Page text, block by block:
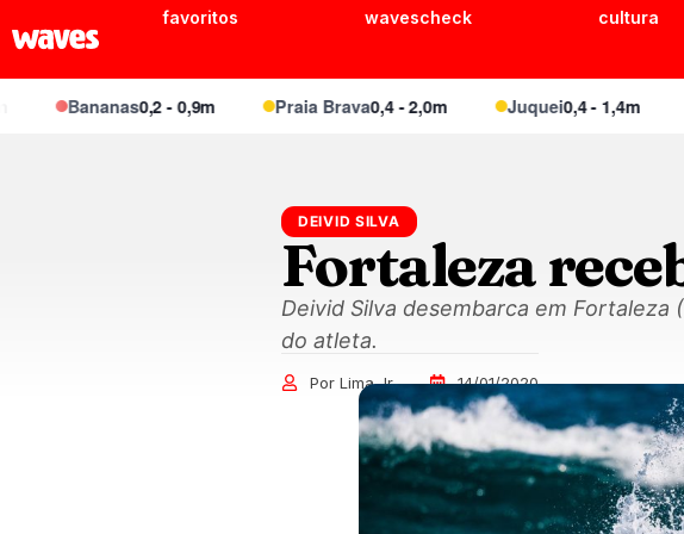
favoritos wavescheck cultura
Bananas0,2 - 0,9m Praia Brava0,4 - 2,0m Juquei0,4 - 1,4m
DEIVID SILVA
Fortaleza
Deivid Silva desembarca em Fortaleza
do atleta.
Por Lima Jr 14/01/2020